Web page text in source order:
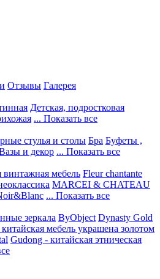
Отзывы Галерея
Детская, подростковая
... Показать все
стулья и столы Бра Буфеты ,
и декор ... Показать все
винтажная мебель Fleur chantante
MARCEI & CHATEAU
... Показать все
зеркала ByObject Dynasty Gold
мебель украшена золотом
Gudong - китайская этническая